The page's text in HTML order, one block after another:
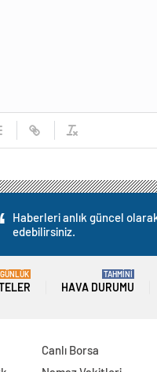
Haberleri anlık güncel
edebilirsiniz.
GÜNLÜK
HAVA DURUMU
TAHMİNİ
Canlı Borsa